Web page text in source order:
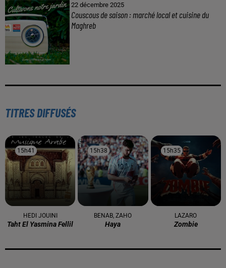
22 décembre 2025
Couscous de saison : marché local et cuisine du
Maghreb
TITRES DIFFUSÉS
15h41
15h41
HEDI JOUINI
Taht El Yasmina Fellil
15h38
15h38
BENAB, ZAHO
Haya
15h35
15h35
LAZARO
Zombie